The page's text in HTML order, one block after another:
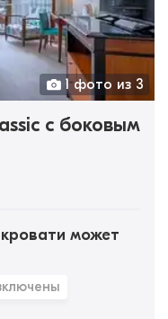
1 фото из 3
с боковым
может